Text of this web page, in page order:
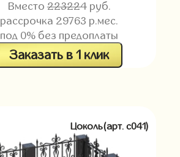
Вместо 223224руб.
рассрочка 29763 р.мес.
под 0% без предоплаты
Заказать в 1 клик
Цоколь(арт. c041)